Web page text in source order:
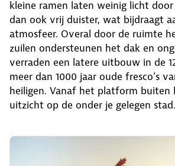
kleine ramen laten weinig licht
dan ook vrij duister, wat bijdraagt
atmosfeer. Overal door de ruimte
zuilen ondersteunen het dak en
verraden een latere uitbouw in de
meer dan 1000 jaar oude fresco’s
heiligen. Vanaf het platform buiten
uitzicht op de onder je gelegen stad.